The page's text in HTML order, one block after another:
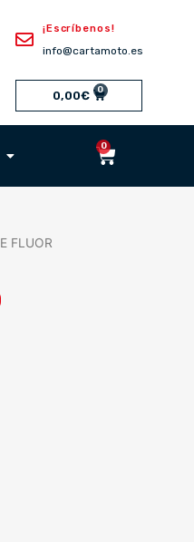
¡Escríbenos!
info@cartamoto.es
0,00€ 0Cart
0
FLUOR